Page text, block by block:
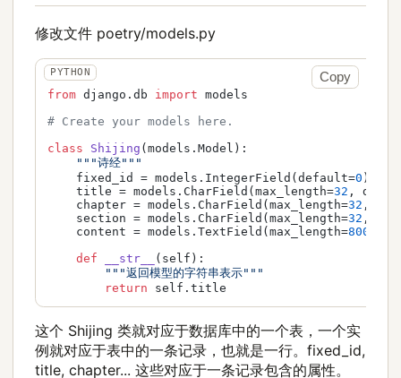
修改文件 poetry/models.py
from django.db import models
# Create your
class
Shijing (models.Model):
"""诗经"""
    fixed_id = models.IntegerField(default=
0 )
    title = models.CharField(max_length=
32 ,
    chapter = models.CharField(max_length=
32 ,
    section = models.CharField(max_length=
32 ,
    content = models.TextField(max_length=
8000
def
__str__ ( self ):
"""返回模型的字符串表示"""
return
Copy
这个 Shijing 类就对应于数据库中的一个表，一个实
例就对应于表中的一条记录，也就是一行。fixed_id,
title, chapter... 这些对应于一条记录包含的属性。